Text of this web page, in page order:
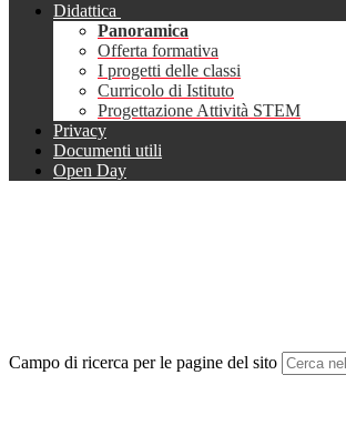
Didattica
Panoramica
Offerta formativa
I progetti delle classi
Curricolo di Istituto
Progettazione Attività STEM
Privacy
Documenti utili
Open Day
Campo di ricerca per le pagine del sito